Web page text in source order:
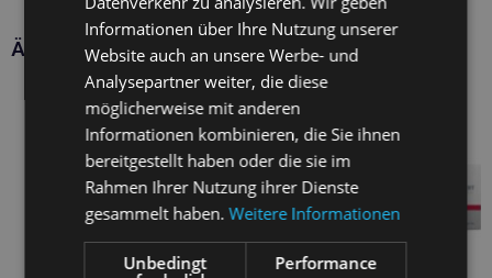
Ähnliche Produkte
Informationen über Ihre Nutzung unserer
Website auch an unsere Werbe- und
Analysepartner weiter, die diese
möglicherweise mit anderen
Informationen kombinieren, die Sie ihnen
bereitgestellt haben oder die sie im
Rahmen Ihrer Nutzung ihrer Dienste
gesammelt haben.Weitere Informationen
Unbedingt
Performance